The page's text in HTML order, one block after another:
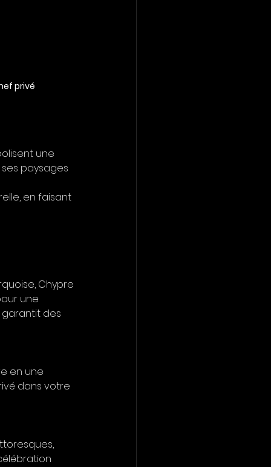
privé
une
paysages
en faisant
Chypre
une
garantit des
en une
dans votre